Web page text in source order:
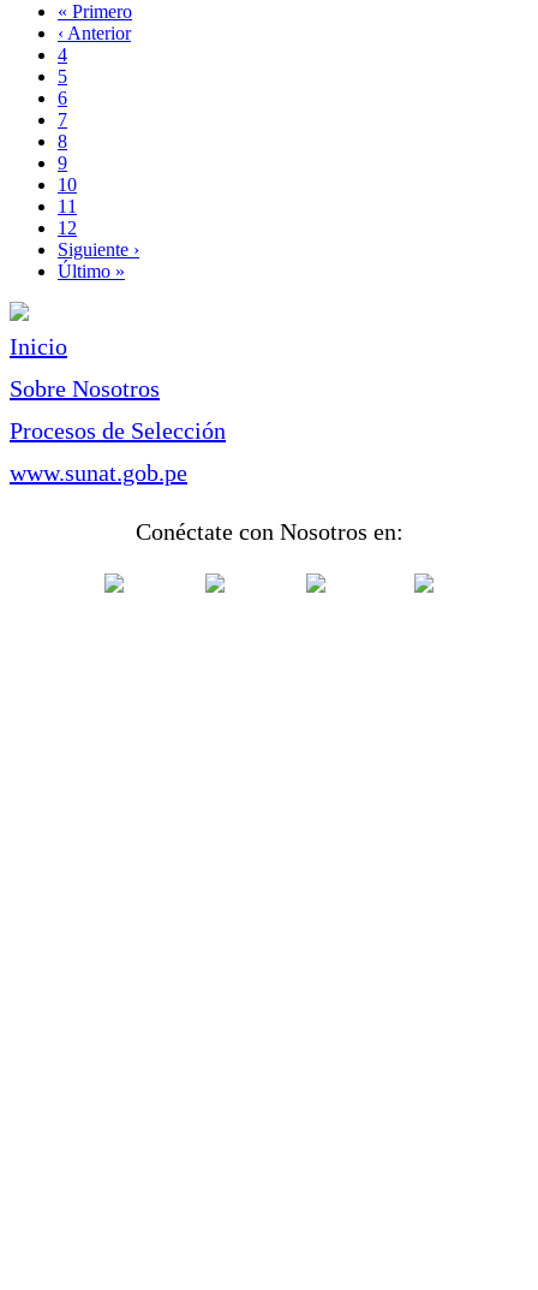
Paginación
Primera
página
« Primero
Página
anterior
‹ Anterior
Page
4
Page
5
Page
6
Page
7
Página
actual
8
Page
9
Page
10
Page
11
Page
12
Siguiente
página
Siguiente ›
Última
Último »
Inicio
Sobre Nosotros
Procesos de Selección
www.sunat.gob.pe
Conéctate con Nosotros en: